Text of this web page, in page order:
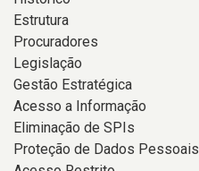
Estrutura
Procuradores
Legislação
Gestão Estratégica
Acesso a Informação
Eliminação de SPIs
Proteção de Dados Pessoais